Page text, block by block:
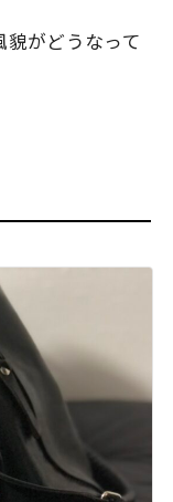
がどうなって